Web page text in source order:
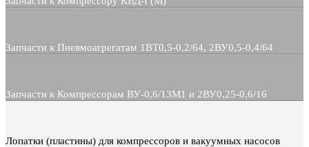
Запчасти к Пневмоагрегатам 1ВТ0,5-0,2/64, 2ВУ0,5-0,4/64
Запчасти к Компрессорам ВУ-0,6/13М1 и 2ВУ0,25-0,6/16
Лопатки (пластины) для компрессоров и вакуумных насосов